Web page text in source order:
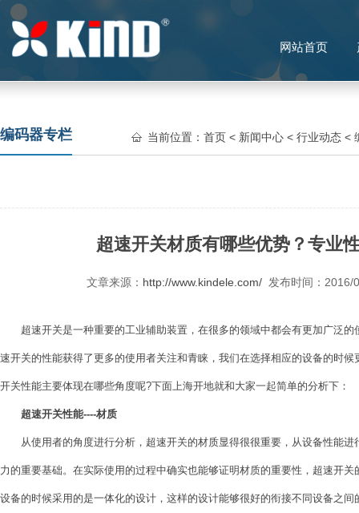
网站首页
编码器专栏 当前位置： 首页 < 新闻中心 < 行业动态 <
超速开关材质有哪些优势？专业
文章来源： http://www.kindele.com/发布时间：2016/
超速开关是一种重要的工业辅助装置，在很多的领域中都会有更加广泛
速开关的性能获得了更多的使用者关注和青睐，我们在选择相应的设备的时
开关性能主要体现在哪些角度呢?下面上海开地就和大家一起简单的分析下：
超速开关性能----材质
从使用者的角度进行分析，超速开关的材质显得很很重要，从设备性能进
力的重要基础。在实际使用的过程中确实也能够证明材质的重要性，超速开
设备的时候采用的是一体化的设计，这样的设计能够很好的衔接不同设备之